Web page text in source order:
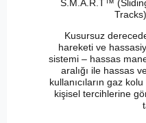
S.M.A.R.T™
Kusursuz
hareketi ve
sistemi – hassas
aralığı ile hassas
kullanıcıların gaz
kişisel tercihlerine